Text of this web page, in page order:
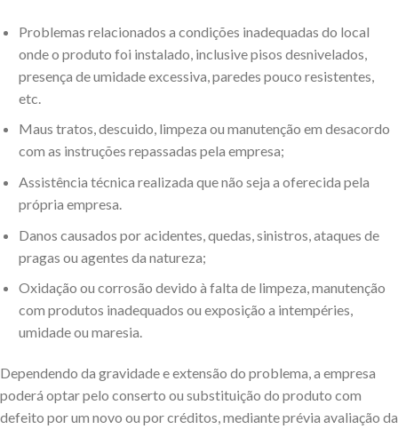
Problemas relacionados a condições inadequadas do local
onde o produto foi instalado, inclusive pisos desnivelados,
presença de umidade excessiva, paredes pouco resistentes,
etc.
Maus tratos, descuido, limpeza ou manutenção em desacordo
com as instruções repassadas pela empresa;
Assistência técnica realizada que não seja a oferecida pela
própria empresa.
Danos causados por acidentes, quedas, sinistros, ataques de
pragas ou agentes da natureza;
Oxidação ou corrosão devido à falta de limpeza, manutenção
com produtos inadequados ou exposição a intempéries,
umidade ou maresia.
Dependendo da gravidade e extensão do problema, a empresa
poderá optar pelo conserto ou substituição do produto com
defeito por um novo ou por créditos, mediante prévia avaliação da